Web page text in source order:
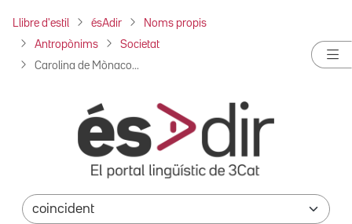
Llibre d'estil ésAdir Noms propis
Antropònims Societat
Carolina de Mònaco...